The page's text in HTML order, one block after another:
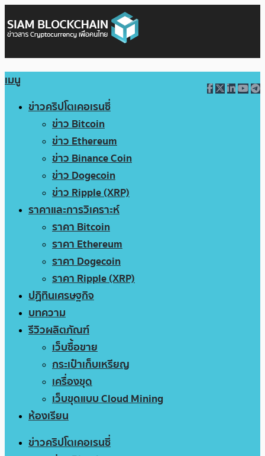
เมนู
ข่าวคริปโตเคอเรนซี่
ข่าว Bitcoin
ข่าว Ethereum
ข่าว Binance Coin
ข่าว Dogecoin
ข่าว Ripple (XRP)
ราคาและการวิเคราะห์
ราคา Bitcoin
ราคา Ethereum
ราคา Dogecoin
ราคา Ripple (XRP)
ปฏิทินเศรษฐกิจ
บทความ
รีวิวผลิตภัณฑ์
เว็บซื้อขาย
กระเป๋าเก็บเหรียญ
เครื่องขุด
เว็บขุดแบบ Cloud Mining
ห้องเรียน
ข่าวคริปโตเคอเรนซี่